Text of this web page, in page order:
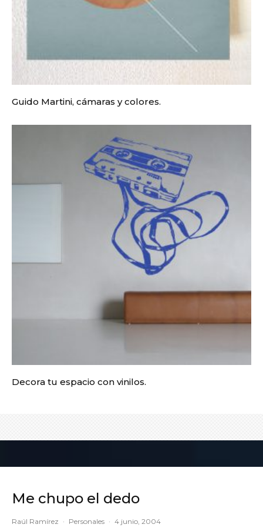
Guido Martini, cámaras y colores.
Decora tu espacio con vinilos.
Me chupo el dedo
Raúl Ramírez · Personales · 4 junio, 2004